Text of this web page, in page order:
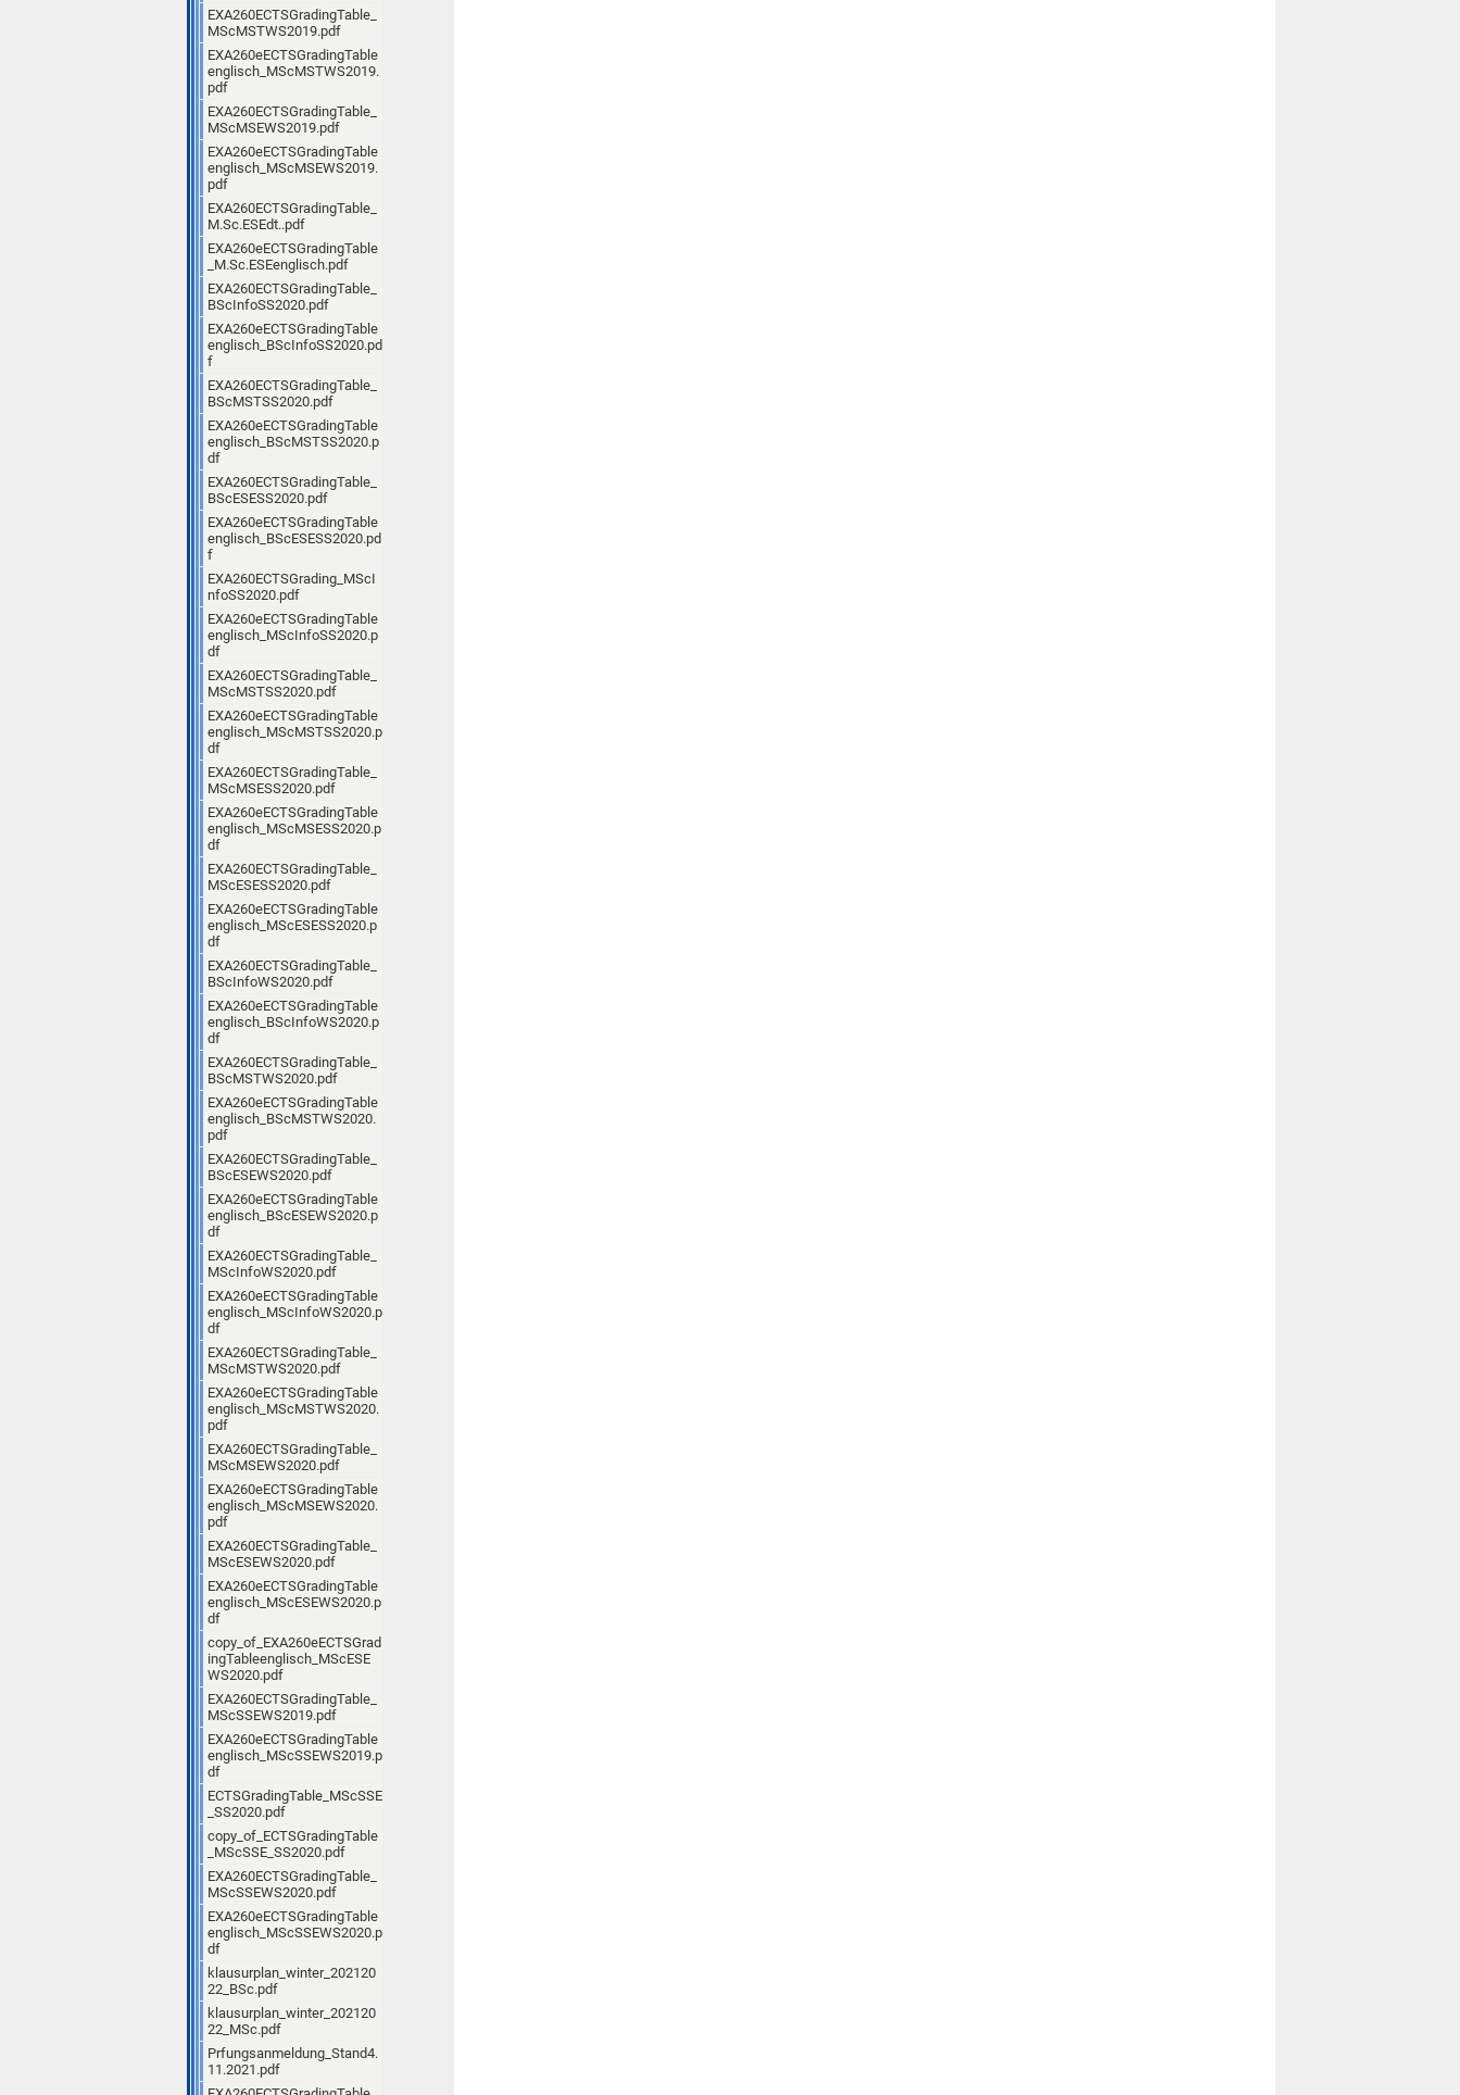
EXA260ECTSGradingTable_
MScMSTWS2019.pdf
EXA260eECTSGradingTable
englisch_MScMSTWS2019.
pdf
EXA260ECTSGradingTable_
MScMSEWS2019.pdf
EXA260eECTSGradingTable
englisch_MScMSEWS2019.
pdf
EXA260ECTSGradingTable_
M.Sc.ESEdt..pdf
EXA260eECTSGradingTable
_M.Sc.ESEenglisch.pdf
EXA260ECTSGradingTable_
BScInfoSS2020.pdf
EXA260eECTSGradingTable
englisch_BScInfoSS2020.pd
f
EXA260ECTSGradingTable_
BScMSTSS2020.pdf
EXA260eECTSGradingTable
englisch_BScMSTSS2020.p
df
EXA260ECTSGradingTable_
BScESESS2020.pdf
EXA260eECTSGradingTable
englisch_BScESESS2020.pd
f
EXA260ECTSGrading_MScI
nfoSS2020.pdf
EXA260eECTSGradingTable
englisch_MScInfoSS2020.p
df
EXA260ECTSGradingTable_
MScMSTSS2020.pdf
EXA260eECTSGradingTable
englisch_MScMSTSS2020.p
df
EXA260ECTSGradingTable_
MScMSESS2020.pdf
EXA260eECTSGradingTable
englisch_MScMSESS2020.p
df
EXA260ECTSGradingTable_
MScESESS2020.pdf
EXA260eECTSGradingTable
englisch_MScESESS2020.p
df
EXA260ECTSGradingTable_
BScInfoWS2020.pdf
EXA260eECTSGradingTable
englisch_BScInfoWS2020.p
df
EXA260ECTSGradingTable_
BScMSTWS2020.pdf
EXA260eECTSGradingTable
englisch_BScMSTWS2020.
pdf
EXA260ECTSGradingTable_
BScESEWS2020.pdf
EXA260eECTSGradingTable
englisch_BScESEWS2020.p
df
EXA260ECTSGradingTable_
MScInfoWS2020.pdf
EXA260eECTSGradingTable
englisch_MScInfoWS2020.p
df
EXA260ECTSGradingTable_
MScMSTWS2020.pdf
EXA260eECTSGradingTable
englisch_MScMSTWS2020.
pdf
EXA260ECTSGradingTable_
MScMSEWS2020.pdf
EXA260eECTSGradingTable
englisch_MScMSEWS2020.
pdf
EXA260ECTSGradingTable_
MScESEWS2020.pdf
EXA260eECTSGradingTable
englisch_MScESEWS2020.p
df
copy_of_EXA260eECTSGrad
ingTableenglisch_MScESE
WS2020.pdf
EXA260ECTSGradingTable_
MScSSEWS2019.pdf
EXA260eECTSGradingTable
englisch_MScSSEWS2019.p
df
ECTSGradingTable_MScSSE
_SS2020.pdf
copy_of_ECTSGradingTable
_MScSSE_SS2020.pdf
EXA260ECTSGradingTable_
MScSSEWS2020.pdf
EXA260eECTSGradingTable
englisch_MScSSEWS2020.p
df
klausurplan_winter_202120
22_BSc.pdf
klausurplan_winter_202120
22_MSc.pdf
Prfungsanmeldung_Stand4.
11.2021.pdf